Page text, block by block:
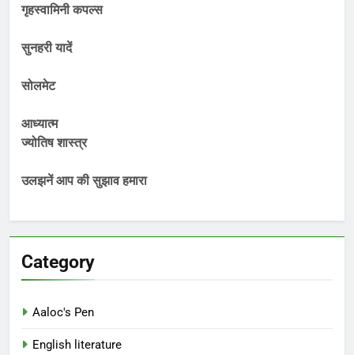
गृहस्वामिनी कपल्स
सुनहरी यादें
सोलमेट
आध्यात्म
ज्योतिष शास्त्र
उलझनें आप की सुझाव हमारा
Category
Aaloc's Pen
English literature